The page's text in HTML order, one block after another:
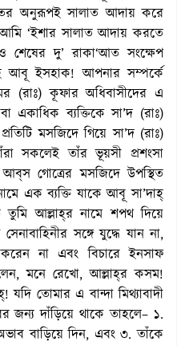
অনুরূপই সালাত আদায় করে
‘ইশার সালাত আদায় করতে
শেষের দু’ রাকা‘আত সংক্ষেপ
আবূ ইসহাক! আপনার সম্পর্কে
(রাঃ) কূফার অধিবাসীদের এ
একাধিক ব্যক্তিকে সা’দ (রাঃ)
মসজিদে গিয়ে সা’দ (রাঃ)
সকলেই তাঁর ভূয়সী প্রশংসা
গোত্রের মসজিদে উপস্থিত
এক ব্যক্তি যাকে আবূ সা’দাহ্‌
আল্লাহ্‌র নামে শপথ দিয়ে
সঙ্গে যুদ্ধে যান না,
না এবং বিচারে ইনসাফ
মনে রেখো, আল্লাহ্‌র কসম!
তোমার এ বান্দা মিথ্যাবাদী
জন্য দাঁড়িয়ে থাকে তাহলে– ১.
বাড়িয়ে দিন, এবং ৩. তাঁকে